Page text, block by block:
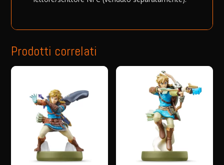
Prodotti correlati